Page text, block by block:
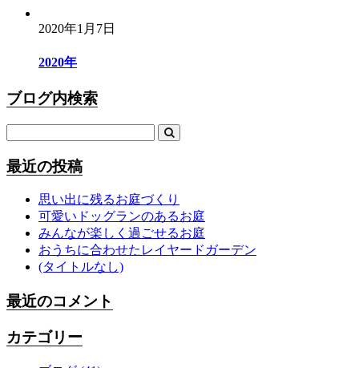
2020年1月7日
2020年
ブログ内検索
最近の投稿
思い出に残るお庭づくり
可愛いドッグランのあるお庭
みんなが楽しく過ごせるお庭
おうちに合わせたレイヤードガーデン
(タイトルなし)
最近のコメント
カテゴリー